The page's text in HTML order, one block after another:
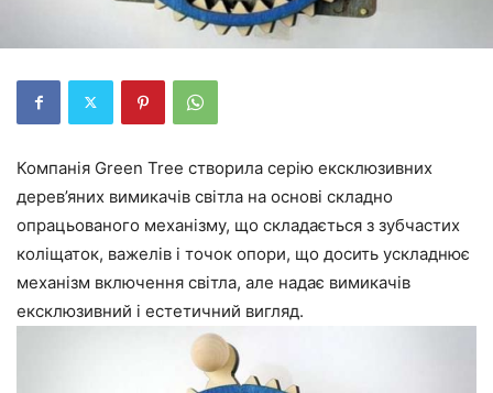
Компанія Green Tree створила серію ексклюзивних
дерев’яних вимикачів світла на основі складно
опрацьованого механізму, що складається з зубчастих
коліщаток, важелів і точок опори, що досить ускладнює
механізм включення світла, але надає вимикачів
ексклюзивний і естетичний вигляд.